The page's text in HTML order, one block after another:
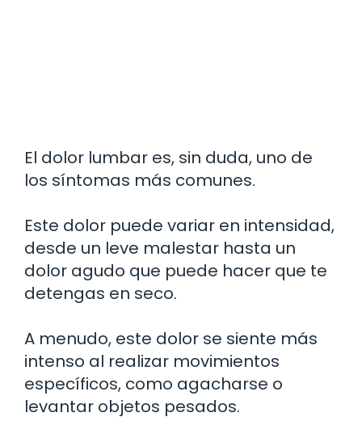
El dolor lumbar es, sin duda, uno de
los síntomas más comunes.
Este dolor puede variar en intensidad,
desde un leve malestar hasta un
dolor agudo que puede hacer que te
detengas en seco.
A menudo, este dolor se siente más
intenso al realizar movimientos
específicos, como agacharse o
levantar objetos pesados.